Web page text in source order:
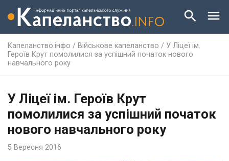
Капеланство.інфо / Військове капеланство / У Ліцеї ім.
Героїв Крут помолилися за успішний початок нового
навчального року
У Ліцеї ім. Героїв Крут
помолилися за успішний початок
нового навчального року
5 Вересня 2016